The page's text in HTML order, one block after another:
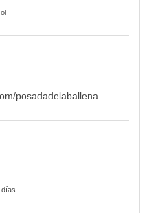
posadadelaballena
días